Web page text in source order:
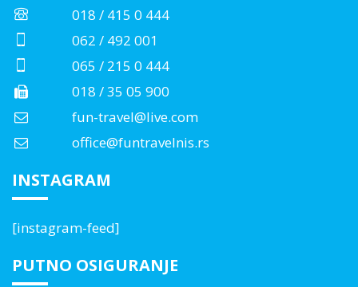
018 / 415 0 444
062 / 492 001
065 / 215 0 444
018 / 35 05 900
fun-travel@live.com
office@funtravelnis.rs
INSTAGRAM
[instagram-feed]
PUTNO OSIGURANJE